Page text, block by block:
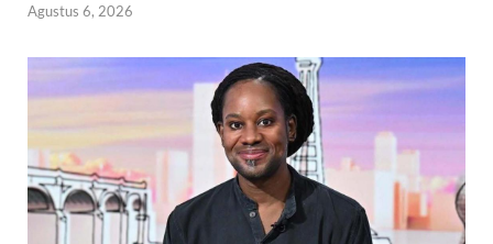
Agustus 6, 2026